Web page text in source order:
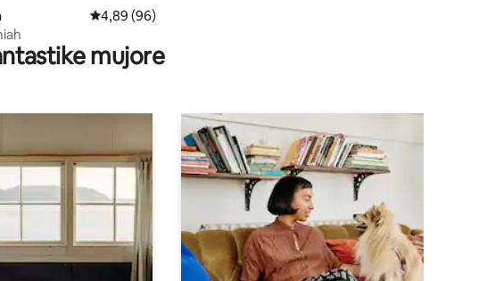
Vlerësimi mesatar 4,89 nga 5, 96 vlerësime
4,89 (96)
mujore